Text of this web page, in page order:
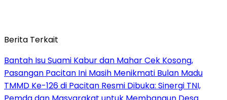
Berita Terkait
Bantah Isu Suami Kabur dan Mahar Cek Kosong,
Pasangan Pacitan Ini Masih Menikmati Bulan Madu
TMMD Ke-126 di Pacitan Resmi Dibuka: Sinergi TNI,